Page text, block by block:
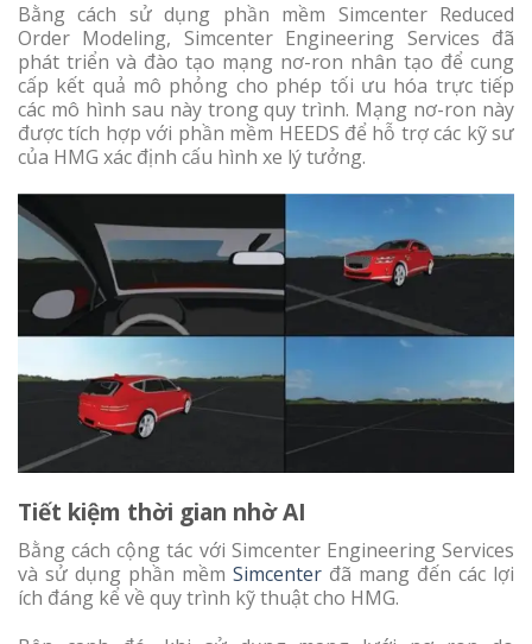
Bằng cách sử dụng phần mềm Simcenter Reduced
Order Modeling, Simcenter Engineering Services đã
phát triển và đào tạo mạng nơ-ron nhân tạo để cung
cấp kết quả mô phỏng cho phép tối ưu hóa trực tiếp
các mô hình sau này trong quy trình. Mạng nơ-ron này
được tích hợp với phần mềm HEEDS để hỗ trợ các kỹ sư
của HMG xác định cấu hình xe lý tưởng.
Tiết kiệm thời gian nhờ AI
Bằng cách cộng tác với Simcenter Engineering Services
và sử dụng phần mềm Simcenter đã mang đến các lợi
ích đáng kể về quy trình kỹ thuật cho HMG.